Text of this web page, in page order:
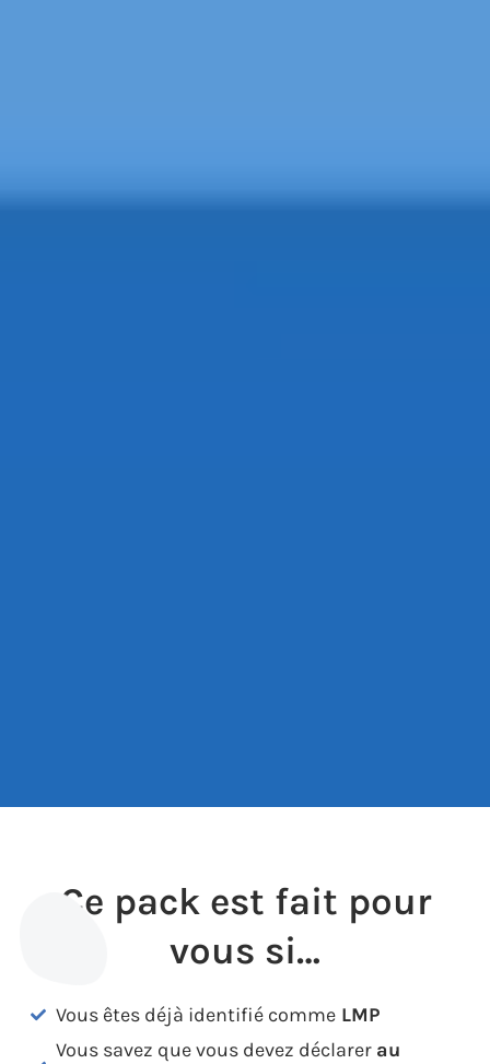
Ce pack est fait pour
vous si…
Vous êtes déjà identifié commeLMP
Vous savez que vous devez déclarer au